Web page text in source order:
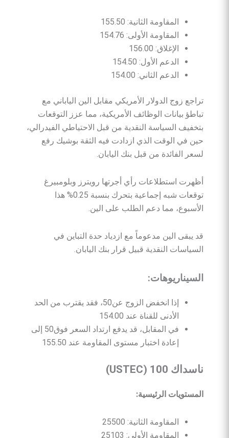
المقاومة الثانية: 155.50
المقاومة الأولى: 154.76
الإغلاق: 156.00
الدعم الأول: 154.50
الدعم الثاني: 154.00
تراجع زوج الدولار الأمريكي مقابل الين الياباني مع
تباطؤ بيانات الوظائف الأمريكية، مما عزز التوقعات
بتخفيف السياسة النقدية من قبل الاحتياطي الفيدرالي،
حين في الوقت الذي ازدادت فيه الثقة بوشيك رفع
لسعر الفائدة من قبل بنك اليابان.
أظهرت استطلاعات رأي أجرتها رويترز وبلومبيرغ
توقعات شبه إجماعية بتحرك بنسبة 0.25% هذا
الأسبوع، مما دعم الطلب على الين.
قد يبقى الين مدعوماً مع ازدياد حدة التباين في
السياسات النقدية قبيل قرار بنك اليابان.
السيناريوهات:
إذا انخفض الزوج عن50، فقد يقترب من الحد
الأدنى للقناة عند 154.00
في المقابل، قد يدفع ارتداد السعر فوق50 إلى
إعادة اختبار مستوى المقاومة عند 155.50
ناسداك
المستويات الرئيسية:
المقاومة الثانية: 25500
المقاومة الأولى: 25103